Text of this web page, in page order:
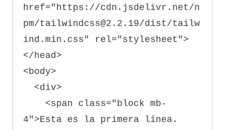
href="https://cdn.jsdelivr.net/n
pm/tailwindcss@2.2.19/dist/tailw
ind.min.css" rel="stylesheet">
</head>
<body>
4">Esta es la primera línea.